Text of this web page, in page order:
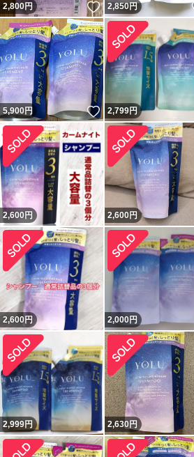
2,800円 いいね！
2,850円
5,900円 いいね！
2,799円
2,600円 2,600円
2,600円 2,000円
2,999円 2,630円